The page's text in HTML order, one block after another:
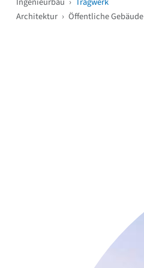
Architektur › Öffentliche Gebäude